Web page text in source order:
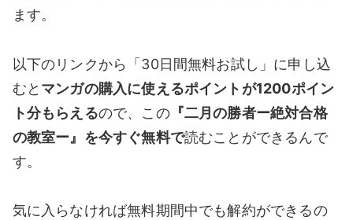
ます。
以下のリンクから「30日間無料お試し」に申し込
むと マンガの購入に使えるポイントが1200ポイン
ト分もらえるので、この『二月の勝者ー絶対合格
の教室ー』を今すぐ無料で読むことができるんで
す。
気に入らなければ無料期間中でも解約ができるの